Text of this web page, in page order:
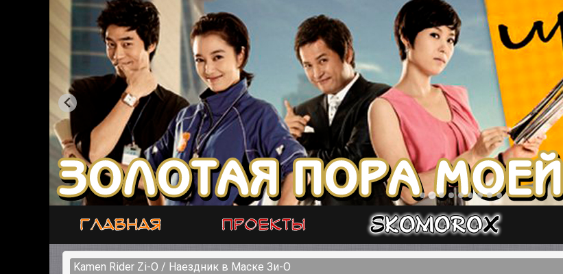
Главная Проекты
Kamen Rider Zi-O / Наездник в Маске Зи-О